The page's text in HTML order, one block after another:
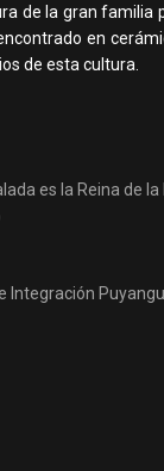
de la gran familia
en
de esta cultura.
es la Reina de
Integración